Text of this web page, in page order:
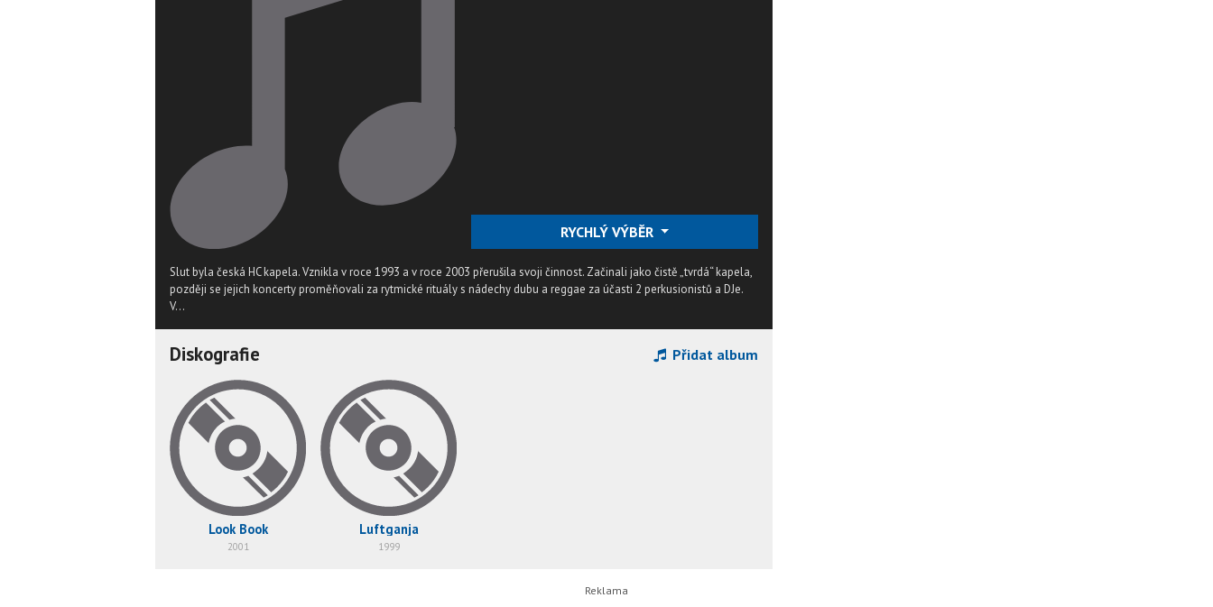
RYCHLÝ VÝBĚR
Slut byla česká HC kapela. Vznikla v roce 1993 a v roce 2003 přerušila svoji činnost. Začinali jako čistě „tvrdá“ kapela,
později se jejich koncerty proměňovali za rytmické rituály s nádechy dubu a reggae za účasti 2 perkusionistů a DJe.
V...
Diskografie Přidat album
Look Book
2001
Luftganja
1999